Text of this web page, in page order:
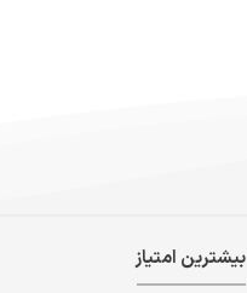
بیشترین امتیاز